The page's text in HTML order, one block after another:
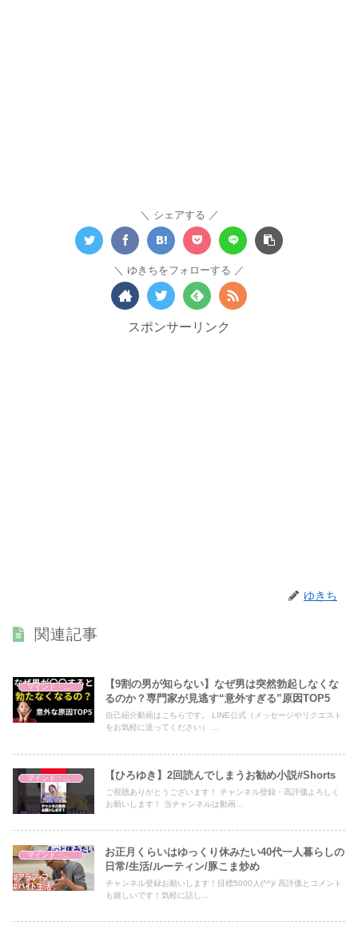
シェアする
ゆきちをフォローする
スポンサーリンク
ゆきち
関連記事
マインド・哲学
【9割の男が知らない】なぜ男は突然勃起しなくな
るのか？専門家が見逃す“意外すぎる”原因TOP5
自己紹介動画はこちらです。 LINE公式（メッセージやリクエスト
をお気軽に送ってください） ...
マインド・哲学 【ひろゆき】2回読んでしまうお勧め小説#Shorts
ご視聴ありがとうございます！ チャンネル登録・高評価よろしく
お願いします！ 当チャンネルは動画...
マインド・哲学
お正月くらいはゆっくり休みたい40代一人暮らしの
日常/生活/ルーティン/豚こま炒め
チャンネル登録お願いします！目標5000人(^^)/ 高評価とコメント
も嬉しいです！気軽に話し...